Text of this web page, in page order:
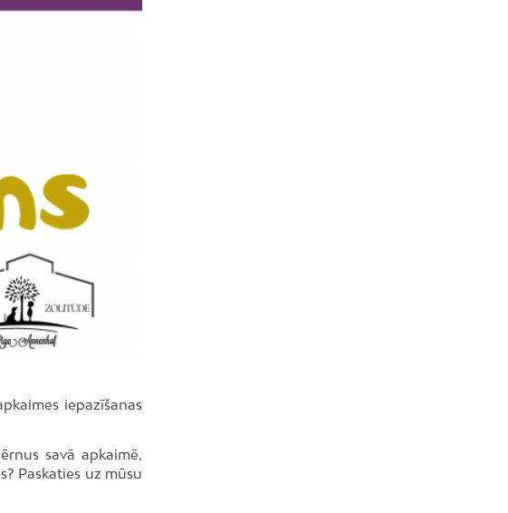
iepazīšanas
savā apkaimē,
Paskaties uz mūsu